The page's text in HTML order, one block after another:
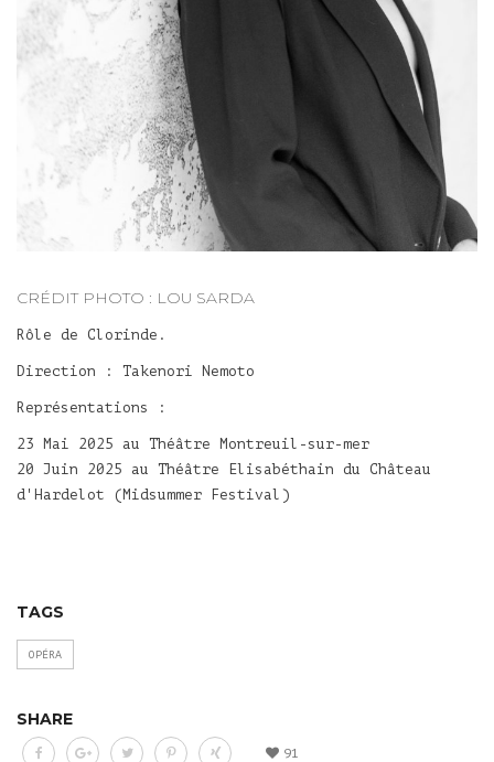
CRÉDIT PHOTO : LOU SARDA
Rôle de Clorinde.
Direction : Takenori Nemoto
Représentations :
23 Mai 2025 au Théâtre Montreuil-sur-mer
20 Juin 2025 au Théâtre Elisabéthain du Château
d'Hardelot (Midsummer Festival)
TAGS
OPÉRA
SHARE
91